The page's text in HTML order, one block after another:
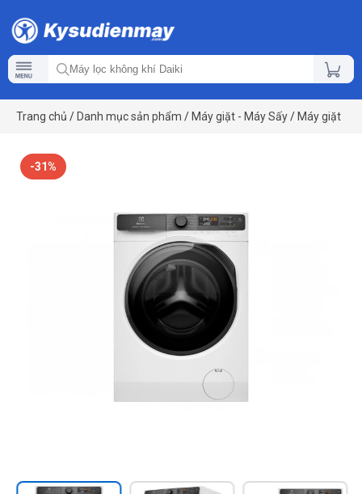
Trang chủ / Danh mục sản phẩm / Máy giặt - Máy Sấy/ Máy giặt
-31%